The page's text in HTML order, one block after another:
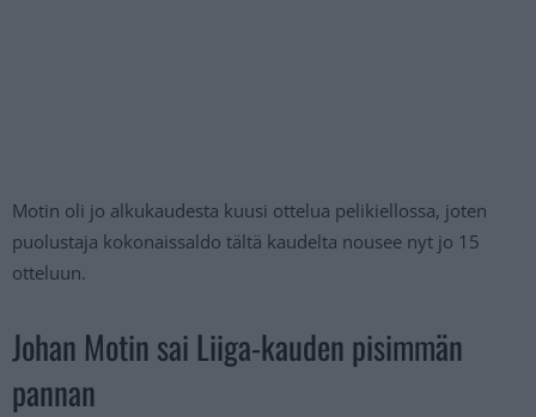
Motin oli jo alkukaudesta kuusi ottelua pelikiellossa, joten
puolustaja kokonaissaldo tältä kaudelta nousee nyt jo 15
otteluun.
Johan Motin sai Liiga-kauden pisimmän
pannan